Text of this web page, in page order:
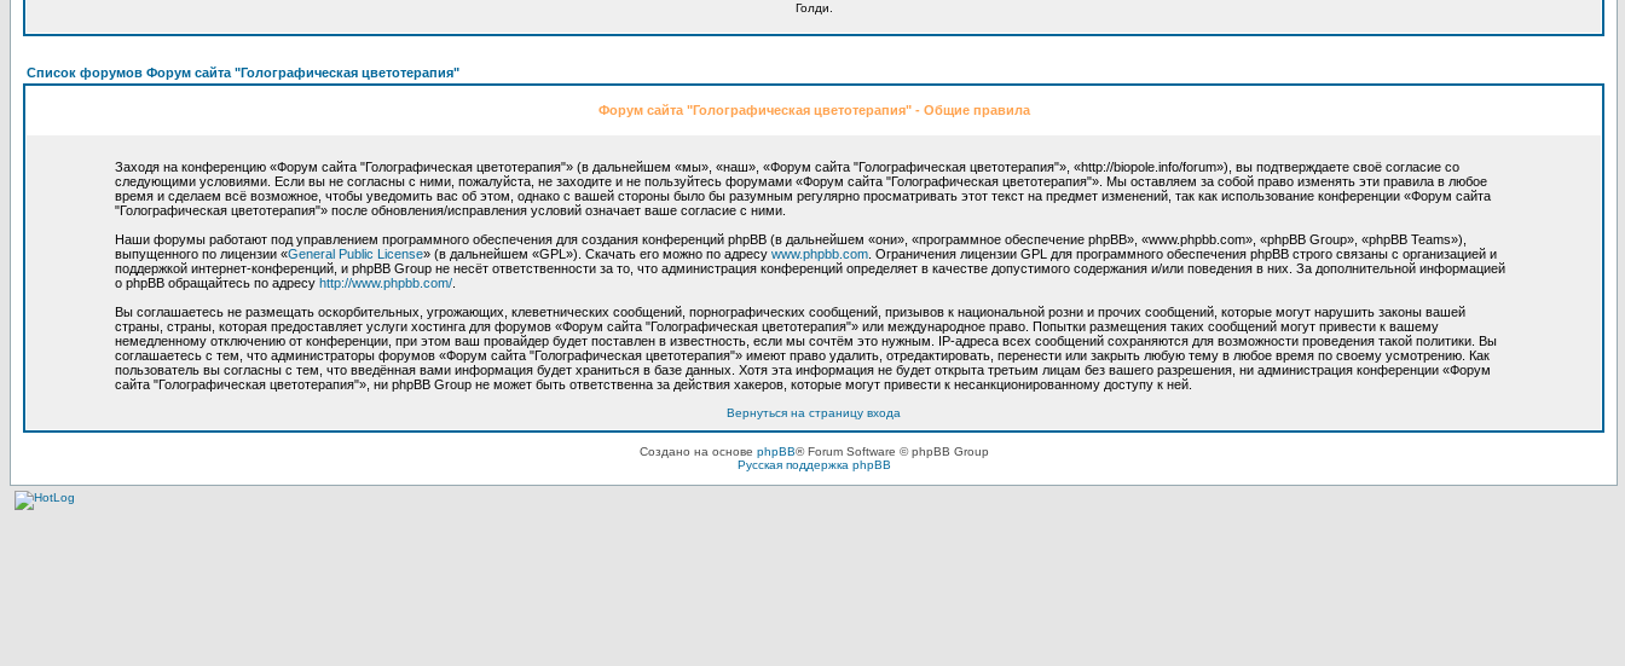
Голди.
Список форумов Форум сайта "Голографическая цветотерапия"
Форум сайта "Голографическая цветотерапия" - Общие правила
Заходя на конференцию «Форум сайта "Голографическая цветотерапия"» (в дальнейшем «мы», «наш», «Форум сайта "Голографическая цветотерапия"», «http://biopole.info/forum»), вы подтверждаете своё согласие со
следующими условиями. Если вы не согласны с ними, пожалуйста, не заходите и не пользуйтесь форумами «Форум сайта "Голографическая цветотерапия"». Мы оставляем за собой право изменять эти правила в любое
время и сделаем всё возможное, чтобы уведомить вас об этом, однако с вашей стороны было бы разумным регулярно просматривать этот текст на предмет изменений, так как использование конференции «Форум сайта
"Голографическая цветотерапия"» после обновления/исправления условий означает ваше согласие с ними.
Наши форумы работают под управлением программного обеспечения для создания конференций phpBB (в дальнейшем «они», «программное обеспечение phpBB», «www.phpbb.com», «phpBB Group», «phpBB Teams»),
выпущенного по лицензии «General Public License» (в дальнейшем «GPL»). Скачать его можно по адресу www.phpbb.com . Ограничения лицензии GPL для программного обеспечения phpBB строго связаны с организацией и
поддержкой интернет-конференций, и phpBB Group не несёт ответственности за то, что администрация конференций определяет в качестве допустимого содержания и/или поведения в них. За дополнительной информацией
о phpBB обращайтесь по адресу http://www.phpbb.com/
Вы соглашаетесь не размещать оскорбительных, угрожающих, клеветнических сообщений, порнографических сообщений, призывов к национальной розни и прочих сообщений, которые могут нарушить законы вашей
страны, страны, которая предоставляет услуги хостинга для форумов «Форум сайта "Голографическая цветотерапия"» или международное право. Попытки размещения таких сообщений могут привести к вашему
немедленному отключению от конференции, при этом ваш провайдер будет поставлен в известность, если мы сочтём это нужным. IP-адреса всех сообщений сохраняются для возможности проведения такой политики. Вы
соглашаетесь с тем, что администраторы форумов «Форум сайта "Голографическая цветотерапия"» имеют право удалить, отредактировать, перенести или закрыть любую тему в любое время по своему усмотрению. Как
пользователь вы согласны с тем, что введённая вами информация будет храниться в базе данных. Хотя эта информация не будет открыта третьим лицам без вашего разрешения, ни администрация конференции «Форум
сайта "Голографическая цветотерапия"», ни phpBB Group не может быть ответственна за действия хакеров, которые могут привести к несанкционированному доступу к ней.
Вернуться на страницу входа
Создано на основе phpBB® Forum Software © phpBB Group
Русская поддержка phpBB